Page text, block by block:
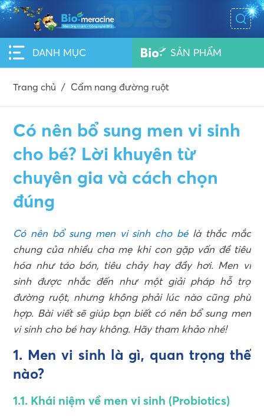
DANH MỤC SẢN PHẨM
Trang chủ / Cẩm nang đường ruột
Có nên bổ sung men vi sinh
cho bé? Lời khuyên từ
chuyên gia và cách chọn
đúng
Có nên bổ sung men vi sinh cho bélà thắc mắc
chung của nhiều cha mẹ khi con gặp vấn đề tiêu
hóa như táo bón, tiêu chảy hay đầy hơi. Men vi
sinh được nhắc đến như một giải pháp hỗ trợ
đường ruột, nhưng không phải lúc nào cũng phù
hợp. Bài viết sẽ giúp bạn biết có nên bổ sung men
vi sinh cho bé hay không. Hãy tham khảo nhé!
1. Men vi sinh là gì, quan trọng thế
nào?
1.1. Khái niệm về men vi sinh (Probiotics)